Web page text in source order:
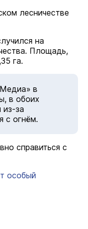
лесничестве
на
Площадь,
га.
в
в обоих
за
с огнём.
справиться с
особый